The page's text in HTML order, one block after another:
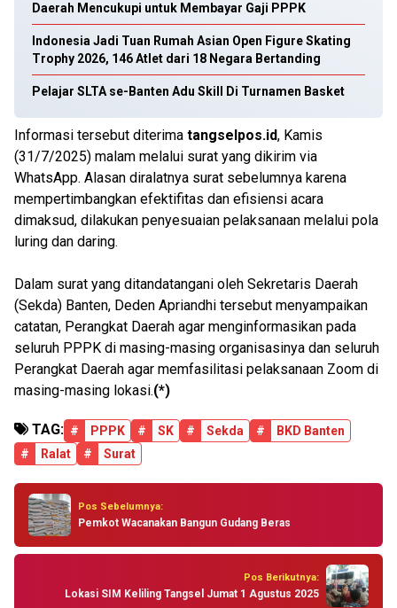
Daerah Mencukupi untuk Membayar Gaji PPPK
Indonesia Jadi Tuan Rumah Asian Open Figure Skating
Trophy 2026, 146 Atlet dari 18 Negara Bertanding
Pelajar SLTA se-Banten Adu Skill Di Turnamen Basket
Informasi tersebut diterima tangselpos.id, Kamis
(31/7/2025) malam melalui surat yang dikirim via
WhatsApp. Alasan diralatnya surat sebelumnya karena
mempertimbangkan efektifitas dan efisiensi acara
dimaksud, dilakukan penyesuaian pelaksanaan melalui pola
luring dan daring.
Dalam surat yang ditandatangani oleh Sekretaris Daerah
(Sekda) Banten, Deden Apriandhi tersebut menyampaikan
catatan, Perangkat Daerah agar menginformasikan pada
seluruh PPPK di masing-masing organisasinya dan seluruh
Perangkat Daerah agar memfasilitasi pelaksanaan Zoom di
masing-masing lokasi.(*)
TAG: # PPPK # SK # Sekda #
BKD Banten
#
Ralat # Surat
Pos Sebelumnya:
Pemkot Wacanakan Bangun Gudang Beras
Pos Berikutnya:
Lokasi SIM Keliling Tangsel Jumat 1 Agustus 2025